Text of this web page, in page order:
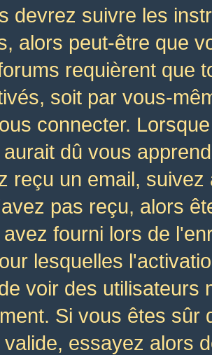
devrez suivre les
alors peut-être que
requièrent que
soit par vous-
connecter.
dû vous
reçu un email,
pas reçu, alors
fourni lors de
lesquelles
voir des utilisateurs
Si vous êtes sûr
essayez alors